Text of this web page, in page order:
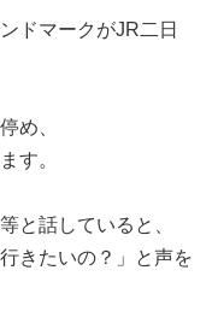
ドマークがJR二日
め、
す。
と話していると、
きたいの？」と声を